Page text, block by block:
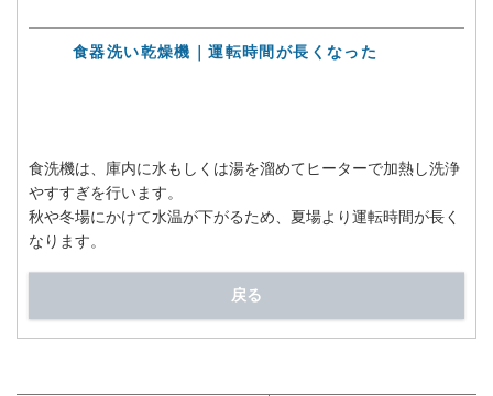
食器洗い乾燥機｜運転時間が長くなった
食洗機は、庫内に水もしくは湯を溜めてヒーターで加熱し洗浄
やすすぎを行います。
秋や冬場にかけて水温が下がるため、夏場より運転時間が長く
なります。
戻る